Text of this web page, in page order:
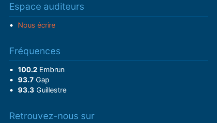
Espace auditeurs
Nous écrire
Fréquences
100.2Embrun
93.7 Gap
93.3 Guillestre
Retrouvez-nous sur